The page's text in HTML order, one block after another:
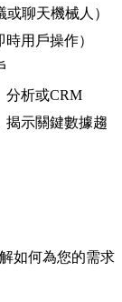
聊天機械人）
用戶操作）
分析或CRM
揭示關鍵數據趨
如何為您的需求